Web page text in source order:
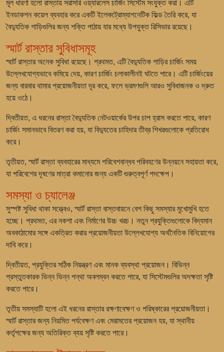
মূল ধারণা হলো রাস্তায় সরাসরি ওয়্যারলেস চার্জিং সিস্টেম সংযুক্ত করা। এটি
ইনডাকশন কয়েল ব্যবহার করে একটি ইলেকট্রোম্যাগনেটিক ফিল্ড তৈরি করে, যা
বৈদ্যুতিক গাড়িগুলির জন্য শক্তি পাঠায় যার মধ্যে উপযুক্ত রিসিভার রয়েছে।
স্মার্ট রাস্তার সুবিধাসমূহ
স্মার্ট রাস্তার অনেক সুবিধা রয়েছে। প্রথমত, এটি বৈদ্যুতিক গাড়ির চার্জিং সময়
উল্লেখযোগ্যভাবে কমিয়ে দেয়, কারণ চার্জিং চলাকালীনই ঘটতে পারে। এটি চার্জিংয়ের
জন্য বারবার থামার প্রয়োজনীয়তা দূর করে, ফলে ভ্রমণগুলি আরও সুবিধাজনক ও দ্রুত
হয়ে ওঠে।
দ্বিতীয়ত, এ ধরনের রাস্তা বৈদ্যুতিক নেটওয়ার্কের উপর চাপ হ্রাস করতে পারে, কারণ
চার্জিং সমানভাবে বিতরণ করা হয়, যা বিদ্যুতের চাহিদার তীব্র শিখরগুলোকে প্রতিরোধ
করে।
তৃতীয়ত, স্মার্ট রাস্তা ব্যবহারের মাধ্যমে পরিবেশবান্ধব পরিবহণের উন্নয়নে সহায়তা করে,
যা পরিবেশের দূষণের মাত্রা কমানোর জন্য একটি গুরুত্বপূর্ণ পদক্ষেপ।
সমস্যা ও চ্যালেঞ্জ
সুস্পষ্ট সুবিধা থাকা সত্ত্বেও, স্মার্ট রাস্তা বাস্তবায়নে বেশ কিছু সমস্যার মুখোমুখি হতে
হচ্ছে। প্রথমত, এর নকশা এবং নির্মাণের উচ্চ খরচ। নতুন প্রযুক্তিগুলোকে বিদ্যমান
অবকাঠামোর সঙ্গে একত্রিত করার প্রয়োজনীয়তা উল্লেখযোগ্য অর্থনৈতিক বিনিয়োগের
দাবি করে।
দ্বিতীয়ত, প্রযুক্তির সঠিক নিয়ন্ত্রণ এবং মানক ব্যবস্থা প্রয়োজন। বিভিন্ন
প্রস্তুতকারক ভিন্ন ভিন্ন পন্থা অবলম্বন করতে পারে, যা সিস্টেমগুলির অদক্ষতা সৃষ্টি
করতে পারে।
তৃতীয় সমস্যাটি হলো এই ধরনের রাস্তার রক্ষণাবেক্ষণ ও পরিষ্কারের প্রয়োজনীয়তা।
স্মার্ট রাস্তার জন্য নিয়মিত পর্যবেক্ষণ এবং মেরামতের প্রয়োজন হয়, যা স্থানীয়
কর্তৃপক্ষের জন্য অতিরিক্ত ব্যয় সৃষ্টি করতে পারে।